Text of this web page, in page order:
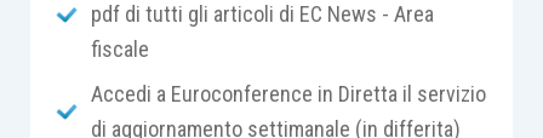
I incontro
Le modalità di assegnazione, la finanza di
progetto e l’art. 5 del d. lgs. n. 38/21
pdf di tutti gli articoli di EC News - Area
fiscale
Accedi a Euroconference in Diretta il servizio
di aggiornamento settimanale (in differita)